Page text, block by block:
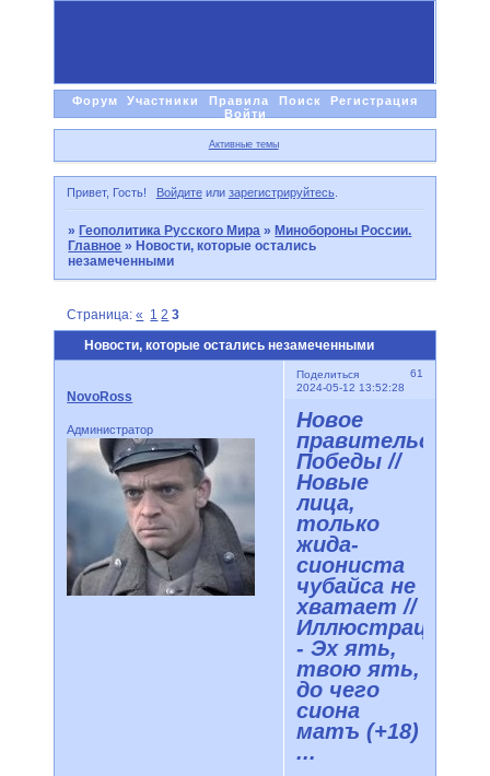
Форум Участники Правила Поиск
Регистрация
Войти
Активные темы
Привет, Гость! Войдитеили зарегистрируйтесь.
»Геополитика Русского Мира »Минобороны России.
Главное »Новости, которые остались
незамеченными
Новости, которые остались незамеченными
Страница:« 1 2 3
Поделиться
61
2024-05-12 13:52:28
NovoRoss
Администратор
Новое
правительство
Победы //
Новые
лица,
только
жида-
сиониста
чубайса не
хватает //
Иллюстрации
- Эх ять,
твою ять,
до чего
сиона
матъ (+18)
...